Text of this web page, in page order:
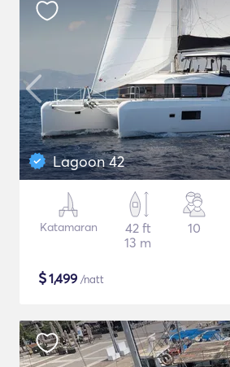
Lagoon 42
Katamaran
42 ft
13 m
10
$1,499 /natt